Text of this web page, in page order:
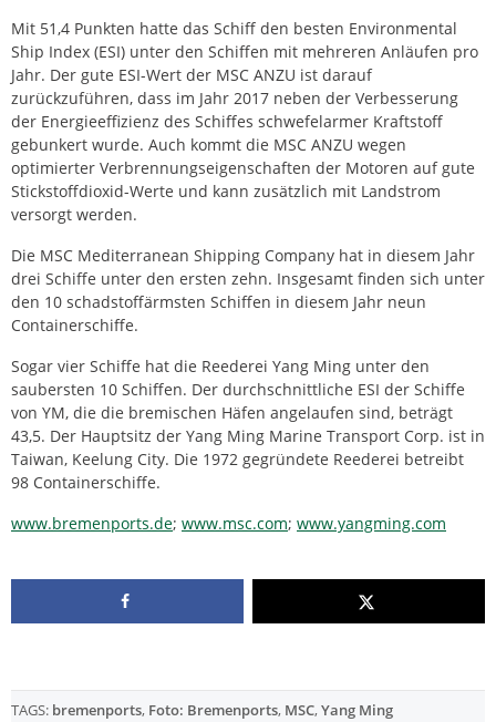
Mit 51,4 Punkten hatte das Schiff den besten Environmental
Ship Index (ESI) unter den Schiffen mit mehreren Anläufen pro
Jahr. Der gute ESI-Wert der MSC ANZU ist darauf
zurückzuführen, dass im Jahr 2017 neben der Verbesserung
der Energieeffizienz des Schiffes schwefelarmer Kraftstoff
gebunkert wurde. Auch kommt die MSC ANZU wegen
optimierter Verbrennungseigenschaften der Motoren auf gute
Stickstoffdioxid-Werte und kann zusätzlich mit Landstrom
versorgt werden.
Die MSC Mediterranean Shipping Company hat in diesem Jahr
drei Schiffe unter den ersten zehn. Insgesamt finden sich unter
den 10 schadstoffärmsten Schiffen in diesem Jahr neun
Containerschiffe.
Sogar vier Schiffe hat die Reederei Yang Ming unter den
saubersten 10 Schiffen. Der durchschnittliche ESI der Schiffe
von YM, die die bremischen Häfen angelaufen sind, beträgt
43,5. Der Hauptsitz der Yang Ming Marine Transport Corp. ist in
Taiwan, Keelung City. Die 1972 gegründete Reederei betreibt
98 Containerschiffe.
www.bremenports.de; www.msc.com; www.yangming.com
TAGS: bremenports, Foto: Bremenports, MSC,Yang Ming